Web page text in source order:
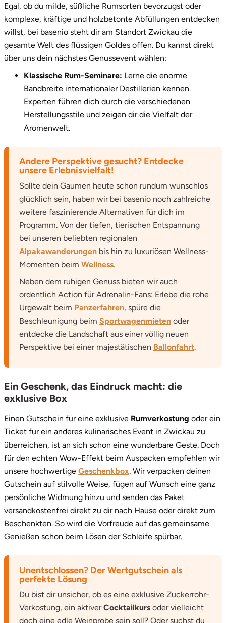
Egal, ob du milde, süßliche Rumsorten bevorzugst oder
komplexe, kräftige und holzbetonte Abfüllungen entdecken
willst, bei basenio steht dir am Standort Zwickau die
gesamte Welt des flüssigen Goldes offen. Du kannst direkt
über uns dein nächstes Genussevent wählen:
Klassische Rum-Seminare: Lerne die enorme
Bandbreite internationaler Destillerien kennen.
Experten führen dich durch die verschiedenen
Herstellungsstile und zeigen dir die Vielfalt der
Aromenwelt.
Andere Perspektive gesucht? Entdecke
unsere Erlebnisvielfalt!
Sollte dein Gaumen heute schon rundum wunschlos
glücklich sein, haben wir bei basenio noch zahlreiche
weitere faszinierende Alternativen für dich im
Programm. Von der tiefen, tierischen Entspannung
bei unseren beliebten regionalen
Alpakawanderungen bis hin zu luxuriösen Wellness-
Momenten beim Wellness.
Neben dem ruhigen Genuss bieten wir auch
ordentlich Action für Adrenalin-Fans: Erlebe die rohe
Urgewalt beim Panzerfahren, spüre die
Beschleunigung beim Sportwagenmieten oder
entdecke die Landschaft aus einer völlig neuen
Perspektive bei einer majestätischen Ballonfahrt.
Ein Geschenk, das Eindruck macht: die
exklusive Box
Einen Gutschein für eine exklusive Rumverkostung oder ein
Ticket für ein anderes kulinarisches Event in Zwickau zu
überreichen, ist an sich schon eine wunderbare Geste. Doch
für den echten Wow-Effekt beim Auspacken empfehlen wir
unsere hochwertige Geschenkbox. Wir verpacken deinen
Gutschein auf stilvolle Weise, fügen auf Wunsch eine ganz
persönliche Widmung hinzu und senden das Paket
versandkostenfrei direkt zu dir nach Hause oder direkt zum
Beschenkten. So wird die Vorfreude auf das gemeinsame
Genießen schon beim Lösen der Schleife spürbar.
Unentschlossen? Der Wertgutschein als
perfekte Lösung
Du bist dir unsicher, ob es eine exklusive Zuckerrohr-
Verkostung, ein aktiverCocktailkurs oder vielleicht
doch eine edle Weinprobe sein soll? Oder suchst du